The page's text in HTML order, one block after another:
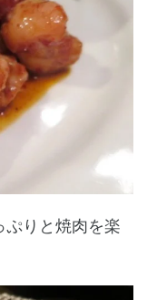
ぷりと焼肉を楽